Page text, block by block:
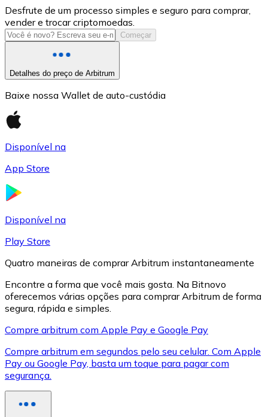
USD Coin
USDC
XRP
XRP
Desfrute de um processo simples e seguro para comprar,
vender e trocar criptomoedas.
Começar
Detalhes do preço de Arbitrum
Baixe nossa Wallet de auto-custódia
Disponível na
App Store
Disponível na
Play Store
Quatro maneiras de comprar Arbitrum instantaneamente
Encontre a forma que você mais gosta. Na Bitnovo
oferecemos várias opções para comprar Arbitrum de forma
segura, rápida e simples.
Compre arbitrum com Apple Pay e Google Pay
Compre arbitrum em segundos pelo seu celular. Com Apple
Pay ou Google Pay, basta um toque para pagar com
segurança.